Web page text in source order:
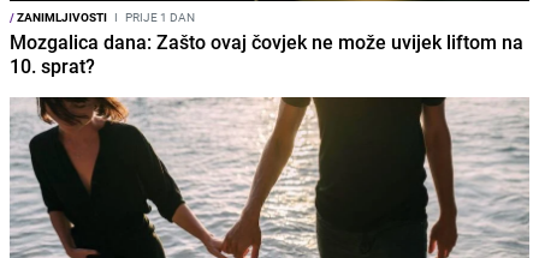
/ZANIMLJIVOSTI I PRIJE 1 DAN
Mozgalica dana: Zašto ovaj čovjek ne može uvijek liftom na
10. sprat?